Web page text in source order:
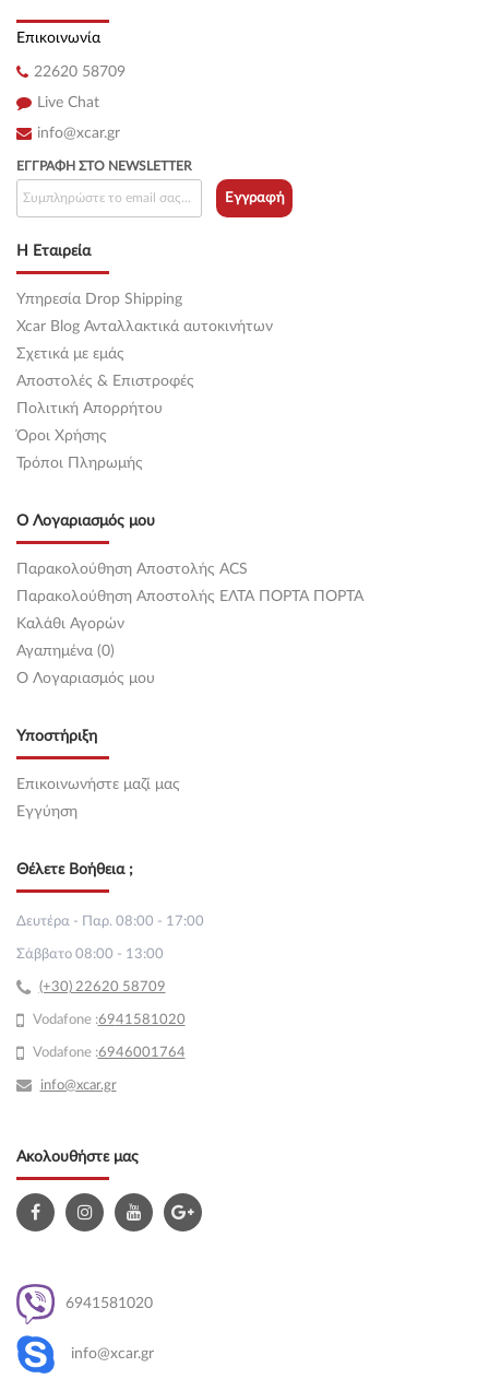
Επικοινωνία
22620 58709
Live Chat
info@xcar.gr
Η Εταιρεία
Υπηρεσία Drop Shipping
Xcar Blog Ανταλλακτικά αυτοκινήτων
Σχετικά με εμάς
Αποστολές & Επιστροφές
Πολιτική Απορρήτου
Όροι Χρήσης
Τρόποι Πληρωμής
Ο Λογαριασμός μου
Παρακολούθηση Αποστολής ACS
Παρακολούθηση Αποστολής ΕΛΤΑ ΠΟΡΤΑ ΠΟΡΤΑ
Καλάθι Αγορών
Αγαπημένα (0)
O Λογαριασμός μου
Υποστήριξη
Επικοινωνήστε μαζί μας
Εγγύηση
ΕΓΓΡΑΦΉ ΣΤΟ NEWSLETTER
Εγγραφή
Θέλετε Βοήθεια ;
Δευτέρα - Παρ. 08:00 - 17:00
Σάββατο 08:00 - 13:00
(+30) 22620 58709
Vodafone :6941581020
Vodafone :6946001764
info@xcar.gr
Ακολουθήστε μας
6941581020
info@xcar.gr